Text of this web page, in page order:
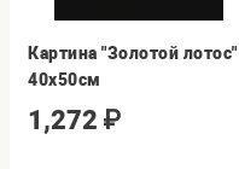
Картина "Золотой лотос"
40х50см
1,272 ₽